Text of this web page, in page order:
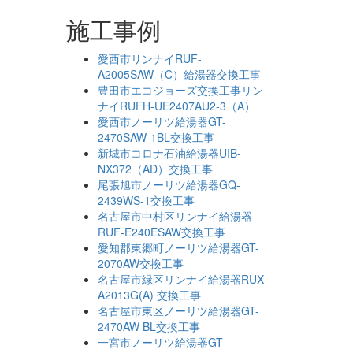
施工事例
愛西市リンナイRUF-
A2005SAW（C）給湯器交換工事
豊田市エコジョーズ交換工事リン
ナイRUFH-UE2407AU2-3（A）
愛西市ノーリツ給湯器GT-
2470SAW-1BL交換工事
新城市コロナ石油給湯器UIB-
NX372（AD）交換工事
尾張旭市ノーリツ給湯器GQ-
2439WS-1交換工事
名古屋市中村区リンナイ給湯器
RUF-E240ESAW交換工事
愛知郡東郷町ノーリツ給湯器GT-
2070AW交換工事
名古屋市緑区リンナイ給湯器RUX-
A2013G(A) 交換工事
名古屋市東区ノーリツ給湯器GT-
2470AW BL交換工事
一宮市ノーリツ給湯器GT-